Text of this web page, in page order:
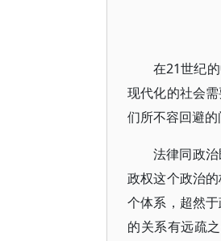
在21世纪
现代化的社会
们所不容回避的
法律同政
政权这个政治
个体系，超然
的关系有远疏